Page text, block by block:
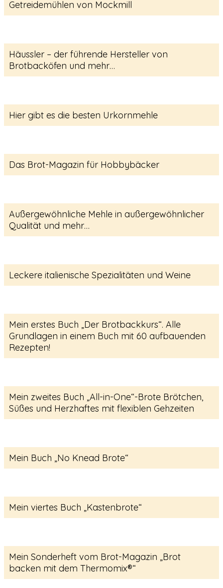
Getreidemühlen von Mockmill
Häussler – der führende Hersteller von
Brotbacköfen und mehr…
Hier gibt es die besten Urkornmehle
Das Brot-Magazin für Hobbybäcker
Außergewöhnliche Mehle in außergewöhnlicher
Qualität und mehr…
Leckere italienische Spezialitäten und Weine
Mein erstes Buch „Der Brotbackkurs“. Alle
Grundlagen in einem Buch mit 60 aufbauenden
Rezepten!
Mein zweites Buch „All-in-One“-Brote Brötchen,
Süßes und Herzhaftes mit flexiblen Gehzeiten
Mein Buch „No Knead Brote“
Mein viertes Buch „Kastenbrote“
Mein Sonderheft vom Brot-Magazin „Brot
backen mit dem Thermomix®“